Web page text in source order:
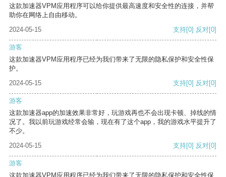
这款加速器VPM应用程序可以给你提供最高速度和安全性的连接，并帮
助你在网络上自由移动。
2024-05-15
支持[0] 反对[0]
游客
这款加速器VPM应用程序已经为我们带来了无限的隐私保护和安全性保
护。
2024-05-15
支持[0] 反对[0]
游客
这款加速器app的加速效果非常好，玩游戏再也不会出现卡顿、掉线的情
况了。我以前玩游戏经常会输，现在有了这个app，我的游戏水平提升了
不少。
2024-05-15
支持[0] 反对[0]
游客
这款加速器VPM应用程序已经为我们带来了无限的隐私保护和安全性保